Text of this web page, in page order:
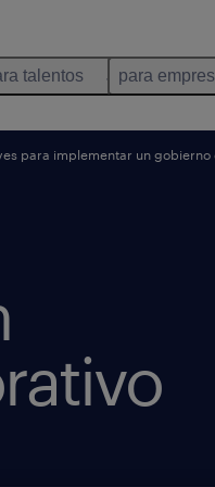
talentos para
para implementar un